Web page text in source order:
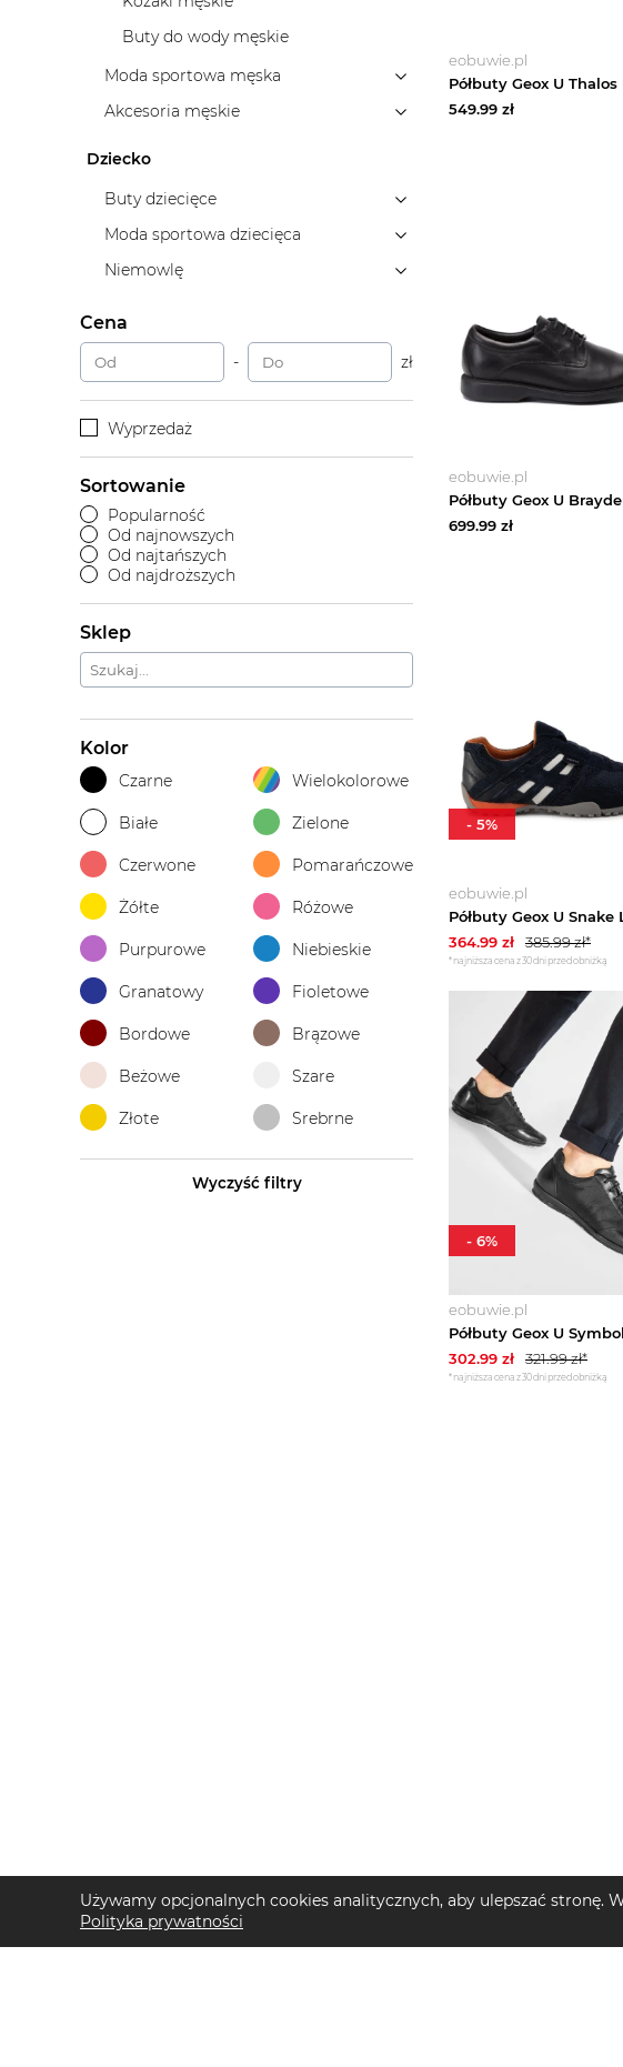
Buty do wody męskie
Moda sportowa męska
Akcesoria męskie
Dziecko
Buty dziecięce
Moda sportowa dziecięca
Niemowlę
Cena
- zł
Wyprzedaż
Sortowanie
Popularność
Od najnowszych
Od najtańszych
Od najdroższych
Sklep
Kolor
Czarne Wielokolorowe
Białe Zielone
Czerwone Pomarańczowe
Żółte Różowe
Purpurowe Niebieskie
Granatowy Fioletowe
Bordowe Brązowe
Beżowe Szare
Złote Srebrne
Wyczyść filtry
eobuwie.pl
549.99 zł
eobuwie.pl
699.99 zł
eobuwie.pl
364.99 zł 385.99zł*
*najniższa cena z 30 dni przed obniżką
- 5%
eobuwie.pl
302.99 zł 321.99zł*
*najniższa cena z 30 dni przed obniżką
- 6%
Używamy opcjonalnych cookies analitycznych, aby ulepszać stronę.
Polityka prywatności